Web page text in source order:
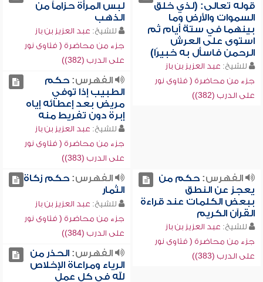
قوله تعالى: (لذي خلق
السموات والأرض وما
بينهما في ستة أيام ثم
استوى على العرش
الرحمن فاسأل به خبيرًا)
للشيخ: عبد العزيز بن باز
جزء من محاضرة ( فتاوى نور
على الدرب (382))
لبس المرأة حزاماً من
الذهب
للشيخ: عبد العزيز بن باز
جزء من محاضرة ( فتاوى نور
على الدرب (382))
الفهرس:حكم
الطبيب إذا توفي
مريض بعد إعطائه إياه
إبرة دون تفريط منه
للشيخ: عبد العزيز بن باز
جزء من محاضرة ( فتاوى نور
على الدرب (383))
الفهرس:حكم من
يعجز عن النطق
ببعض الكلمات عند قراءة
القرآن الكريم
للشيخ: عبد العزيز بن باز
جزء من محاضرة ( فتاوى نور
على الدرب (383))
الفهرس:حكم زكاة
الثمار
للشيخ: عبد العزيز بن باز
جزء من محاضرة ( فتاوى نور
على الدرب (384))
الفهرس:الحذر من
الرياء ومراعاة الإخلاص
لله في كل عمل